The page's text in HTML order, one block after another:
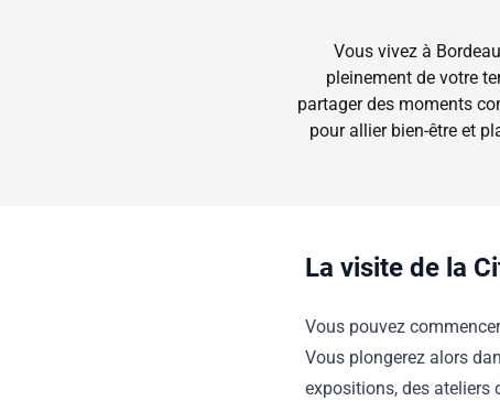
Vous vivez à
pleinement de votre
partager des moments
pour allier bien-être et
La visite de la
Vous pouvez
Vous plongerez alors
expositions, des ateliers